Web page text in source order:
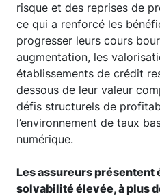
risque et des reprises de
ce qui a renforcé les
progresser leurs cours
augmentation, les
établissements de crédit
dessous de leur valeur
défis structurels de
l’environnement de taux
numérique.
Les assureurs présentent
solvabilité élevée, à plus